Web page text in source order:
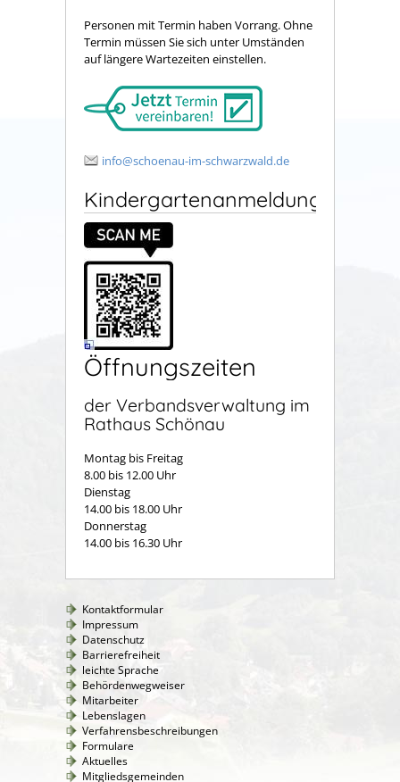
Personen mit Termin haben Vorrang. Ohne
Termin müssen Sie sich unter Umständen
auf längere Wartezeiten einstellen.
info@schoenau-im-schwarzwald.de
Kindergartenanmeldung
Öffnungszeiten
der Verbandsverwaltung im
Rathaus Schönau
Montag bis Freitag
8.00 bis 12.00 Uhr
Dienstag
14.00 bis 18.00 Uhr
Donnerstag
14.00 bis 16.30 Uhr
Kontaktformular
Impressum
Datenschutz
Barrierefreiheit
leichte Sprache
Behördenwegweiser
Mitarbeiter
Lebenslagen
Verfahrensbeschreibungen
Formulare
Aktuelles
Mitgliedsgemeinden